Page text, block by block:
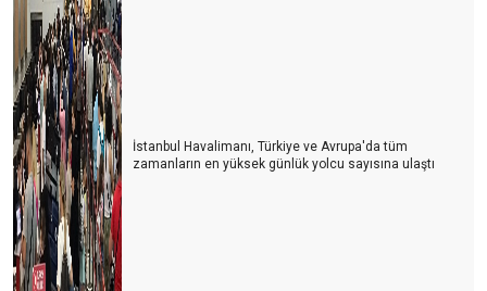
İstanbul Havalimanı, Türkiye ve Avrupa'da tüm
zamanların en yüksek günlük yolcu sayısına ulaştı